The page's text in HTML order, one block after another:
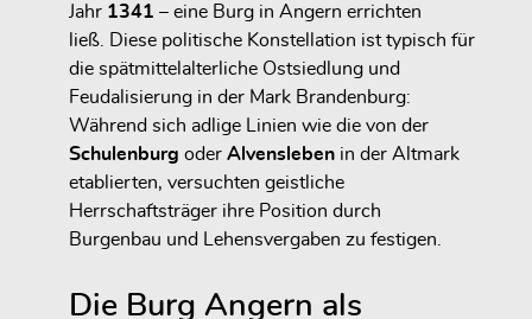
Jahr 1341 – eine Burg in Angern errichten
ließ. Diese politische Konstellation ist typisch für
die spätmittelalterliche Ostsiedlung und
Feudalisierung in der Mark Brandenburg:
Während sich adlige Linien wie die von der
Schulenburg oder Alvensleben in der Altmark
etablierten, versuchten geistliche
Herrschaftsträger ihre Position durch
Burgenbau und Lehensvergaben zu festigen.
Die Burg Angern als